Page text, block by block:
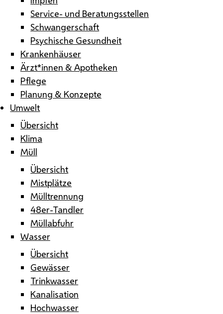
Service- und Beratungsstellen
Schwangerschaft
Psychische Gesundheit
Krankenhäuser
Ärzt*innen & Apotheken
Pflege
Planung & Konzepte
Umwelt
Übersicht
Klima
Müll
Übersicht
Mistplätze
Mülltrennung
48er-Tandler
Müllabfuhr
Wasser
Übersicht
Gewässer
Trinkwasser
Kanalisation
Hochwasser